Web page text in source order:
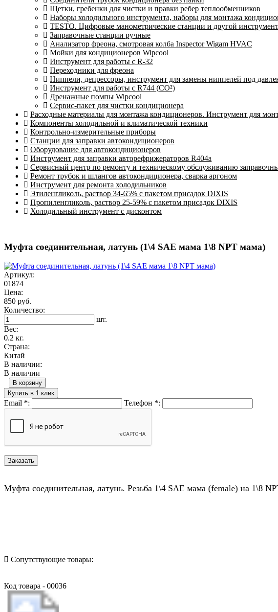
Щетки, гребенки для чистки и правки ребер теплообменников
Наборы холодильного инструмента, наборы для монтажа
TESTO. Цифровые манометрические станции и другой
Заправочные станции ручные
Анализатор фреона, смотровая колба Inspector Wigam HVAC
Мойки для кондиционеров Wipcool
Инструмент для работы с R-32
Переходники для фреона
Ниппели, депрессоры, инструмент для замены ниппелей под
Инструмент для работы с R744 (CO²)
Дренажные помпы Wipcool
Сервис-пакет для чистки кондиционера
Расходные материалы для монтажа кондиционеров. Инструмент для
Компоненты холодильной и климатической техники
Контрольно-измерительные приборы
Станции для заправки автокондиционеров
Оборудование для автокондиционеров
Инструмент для заправки авторефрижераторов R404a
Сервисный центр по ремонту и техническому обслуживанию
Ремонт трубок и шлангов автокондиционера, сварка аргоном
Инструмент для ремонта холодильников
Этиленгликоль, раствор 34-65% с пакетом присадок DIXIS
Пропиленгликоль, раствор 25-59% с пакетом присадок DIXIS
Холодильный инструмент с дисконтом
Муфта соединительная, латунь (1\4 SAE мама 1\8 NPT мама)
Артикул:
01874
Цена:
850 руб.
Количество:
шт.
Вес:
0.2 кг.
Страна:
Китай
В наличии:
В наличии
В корзину
Купить в 1 клик
Email *: Телефон *:
Муфта соединительная, латунь. Резьба 1\4 SAE мама (female) на 1\8
Сопутствующие товары:
Код товара - 00036